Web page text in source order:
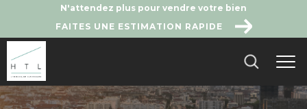
N'attendez plus pour vendre votre bien
FAITES UNE ESTIMATION RAPIDE